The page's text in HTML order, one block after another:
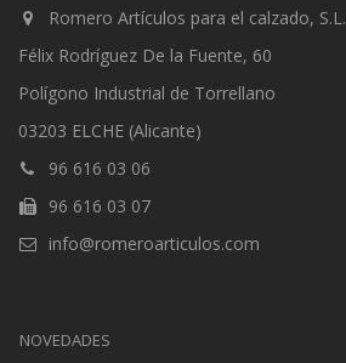
Romero Artículos para el calzado, S.L.
Félix Rodríguez De la Fuente, 60
Polígono Industrial de Torrellano
03203 ELCHE (Alicante)
96 616 03 06
96 616 03 07
info@romeroarticulos.com
NOVEDADES